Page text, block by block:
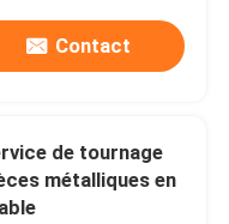
Contact
de tournage
métalliques en